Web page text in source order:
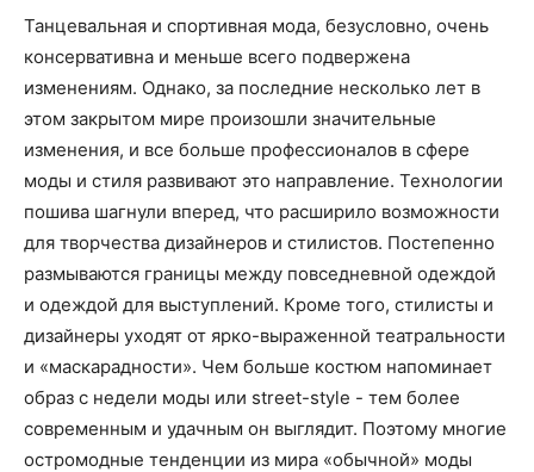
Танцевальная и спортивная мода, безусловно, очень
консервативна и меньше всего подвержена
изменениям. Однако, за последние несколько лет в
этом закрытом мире произошли значительные
изменения, и все больше профессионалов в сфере
моды и стиля развивают это направление. Технологии
пошива шагнули вперед, что расширило возможности
для творчества дизайнеров и стилистов. Постепенно
размываются границы между повседневной одеждой
и одеждой для выступлений. Кроме того, стилисты и
дизайнеры уходят от ярко-выраженной театральности
и «маскарадности». Чем больше костюм напоминает
образ с недели моды или street-style - тем более
современным и удачным он выглядит. Поэтому многие
остромодные тенденции из мира «обычной» моды